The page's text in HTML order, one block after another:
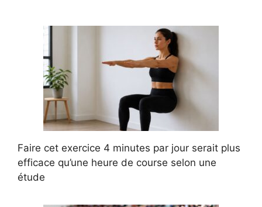
Faire cet exercice 4 minutes par jour serait plus
efficace qu’une heure de course selon une
étude